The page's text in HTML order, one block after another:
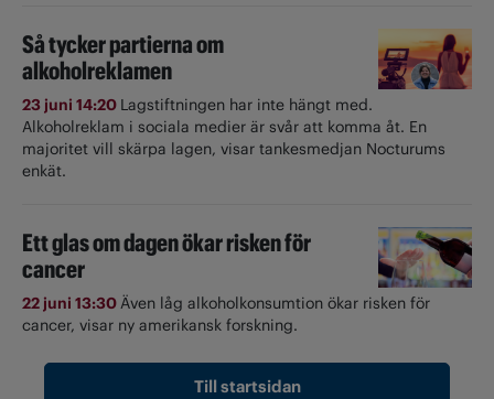
Så tycker partierna om
alkoholreklamen
23 juni 14:20 Lagstiftningen har inte hängt med.
Alkoholreklam i sociala medier är svår att komma åt. En
majoritet vill skärpa lagen, visar tankesmedjan Nocturums
enkät.
Ett glas om dagen ökar risken för
cancer
22 juni 13:30Även låg alkoholkonsumtion ökar risken för
cancer, visar ny amerikansk forskning.
Till startsidan